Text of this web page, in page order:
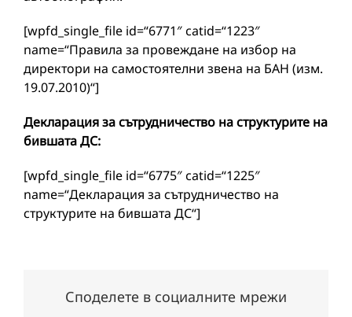
[wpfd_single_file id=“6771″ catid=“1223″
name=“Правила за провеждане на избор на
директори на самостоятелни звена на БАН (изм.
19.07.2010)“]
Декларация за сътрудничество на структурите на
бившата ДС:
[wpfd_single_file id=“6775″ catid=“1225″
name=“Декларация за сътрудничество на
структурите на бившата ДС“]
Споделете в социалните мрежи